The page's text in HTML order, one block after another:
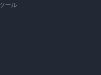
ール